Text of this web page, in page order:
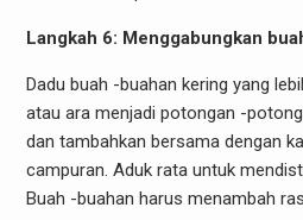
Langkah 6: Menggabungkan
Dadu buah -buahan kering yang
atau ara menjadi potongan -
dan tambahkan bersama dengan
campuran. Aduk rata untuk
Buah -buahan harus menambah